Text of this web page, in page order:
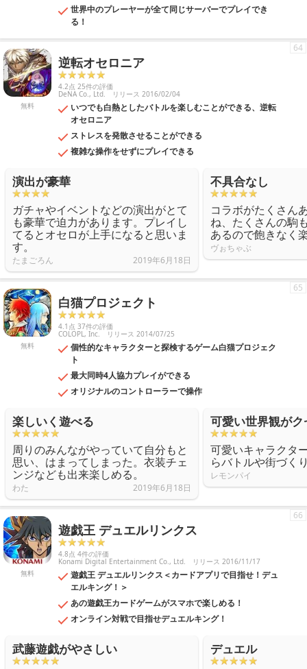
世界中のプレーヤーが全て同じサーバーでプレイでき
る！
無料
逆転オセロニア
4.2点 25件の評価
DeNA Co., Ltd. リリース 2016/02/04
いつでも白熱としたバトルを楽しむことができる、逆転
オセロニア
ストレスを発散させることができる
複雑な操作をせずにプレイできる
64
演出が豪華
ガチャやイベントなどの演出がとて
も豪華で迫力があります。プレイし
てるとオセロが上手になると思いま
す。
たまごろん 2019年6月18日
不具合なし
コラボがたくさん
ね、たくさんの駒
あるので飽きなく
ヴぉちゃぶ
無料
白猫プロジェクト
4.1点 37件の評価
COLOPL, Inc. リリース 2014/07/25
個性的なキャラクターと探検するゲーム白猫プロジェク
ト
最大同時4人協力プレイができる
オリジナルのコントローラーで操作
65
楽しいく遊べる
周りのみんながやっていて自分もと
思い、はまってしまった。衣装チェ
ンジなども出来楽しめる。
わた 2019年6月18日
可愛い世界観が
可愛いキャラクタ
らバトルや街づく
レモンパイ
無料
遊戯王 デュエルリンクス
4.8点 4件の評価
Konami Digital Entertainment Co., Ltd. リリース 2016/11/17
遊戯王 デュエルリンクス＜カードアプリで目指せ！デュ
エルキング！＞
あの遊戯王カードゲームがスマホで楽しめる！
オンライン対戦で目指せデュエルキング！
66
武藤遊戯がやさしい デュエル